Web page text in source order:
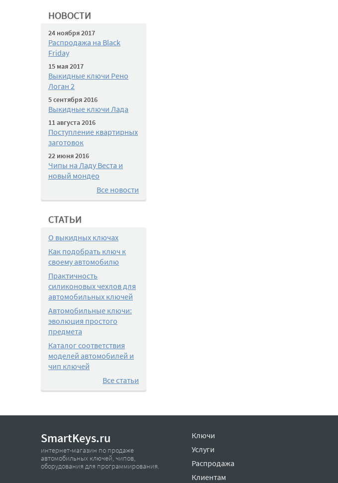
НОВОСТИ
24 ноября 2017
Распродажа на Black
Friday
15 мая 2017
Выкидные ключи Рено
Логан 2
5 сентября 2016
Выкидные ключи Лада
11 августа 2016
Поступление квартирных
заготовок
22 июня 2016
Чипы на Ладу Веста и
новый мондео
Все новости
СТАТЬИ
О выкидных ключах
Как подобрать ключ к
своему автомобилю
Практичность
силиконовых чехлов для
автомобильных ключей
Автомобильные ключи:
эволюция простого
предмета
Каталог соответствия
моделей автомобилей и
чип ключей
Все статьи
SmartKeys.ru
интернет-магазин по продаже
автомобильных ключей, чипов,
оборудования для программирования.
Ключи
Услуги
Распродажа
Клиентам